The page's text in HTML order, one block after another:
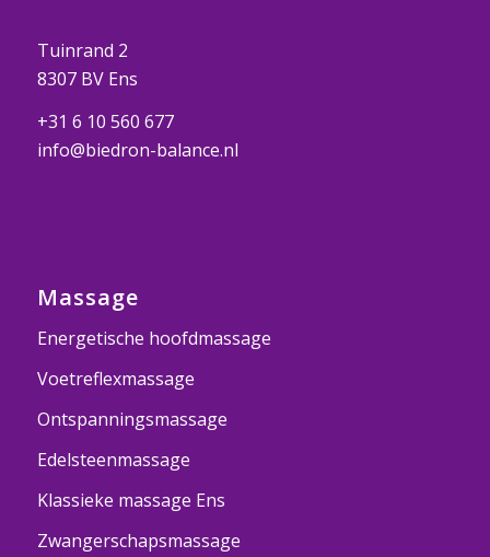
Tuinrand 2
8307 BV Ens
+31 6 10 560 677
info@biedron-balance.nl
Massage
Energetische hoofdmassage
Voetreflexmassage
Ontspanningsmassage
Edelsteenmassage
Klassieke massage Ens
Zwangerschapsmassage